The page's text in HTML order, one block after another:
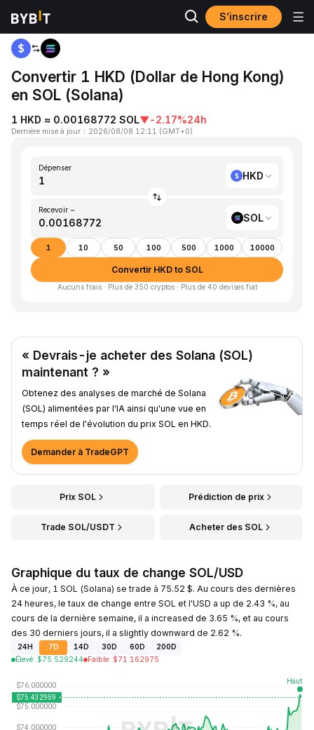
S’inscrire
Accueil
Convertir 1 HKD (Dollar de Hong Kong)
en SOL (Solana)
1 HKD ≈ 0.00168772 SOL▼-2.17%24h
Dernière mise à jour ： 2026/08/08 12:11 (GMT+0)
Dépenser
HKD
Recevoir ~
SOL
1 10 50 100 500 1000 10000
Convertir HKD to SOL
Aucuns frais · Plus de 350 cryptos · Plus de 40 devises fiat
« Devrais-je acheter des Solana (SOL)
maintenant ? »
Obtenez des analyses de marché de Solana
(SOL) alimentées par l'IA ainsi qu'une vue en
temps réel de l'évolution du prix SOL en HKD.
Demander à TradeGPT
Prix SOL Prédiction de prix
Trade SOL/USDT Acheter des SOL
Graphique du taux de change SOL/USD
À ce jour, 1 SOL (Solana) se trade à 75.52 $. Au cours des dernières
24 heures, le taux de change entre SOL et l'USD a up de 2.43 %, au
cours de la dernière semaine, il a increased de 3.65 %, et au cours
des 30 derniers jours, il a slightly downward de 2.62 %.
24H 7D 14D 30D 60D
200D
Élevé: $75.529244 Faible: $71.162975